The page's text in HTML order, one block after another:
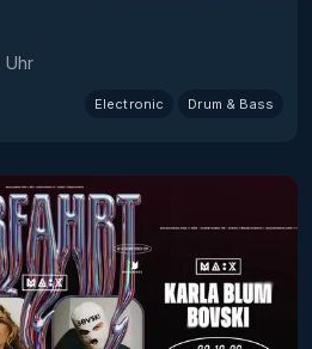
Uhr
Electronic Drum & Bass